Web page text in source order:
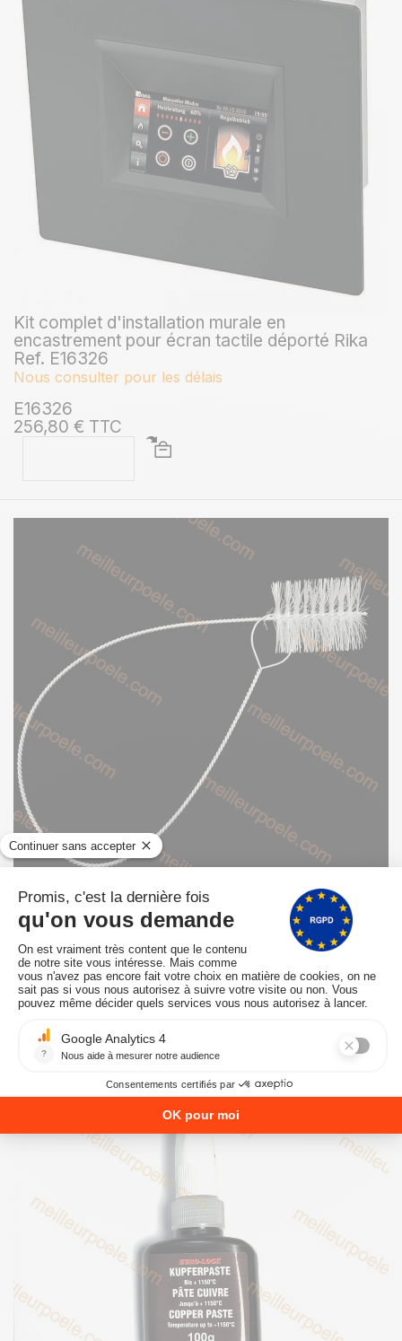
Kit complet d'installation murale en
encastrement pour écran tactile déporté Rika
Ref. E16326
Nous consulter pour les délais
E16326
256,80 € TTC
Goupillon RIKA pour nettoyage échangeur de
fumée tous modèles sauf Corso, Domo, Interno
Ref. Z32499
EN STOCK - Expédié sous 24/48 heures
Z32499
32,76 € TTC